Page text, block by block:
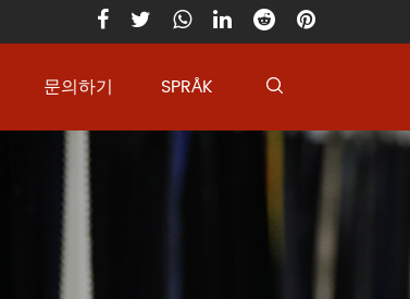
문의하기 SPRÅK